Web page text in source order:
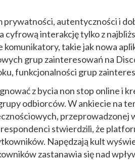
prywatności, autentyczności i
cyfrową interakcję tylko z
komunikatory, takie jak nowa
grup zainteresowań na
funkcjonalności grup
z bycia non stop online i
odbiorców. W ankiecie na
przeprowadzonej
stwierdzili, że
Napędzają kult
zastanawia się nad